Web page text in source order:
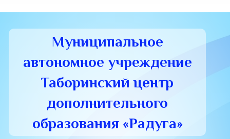
Муниципальное
автономное учреждение
Таборинский центр
дополнительного
образования «Радуга»